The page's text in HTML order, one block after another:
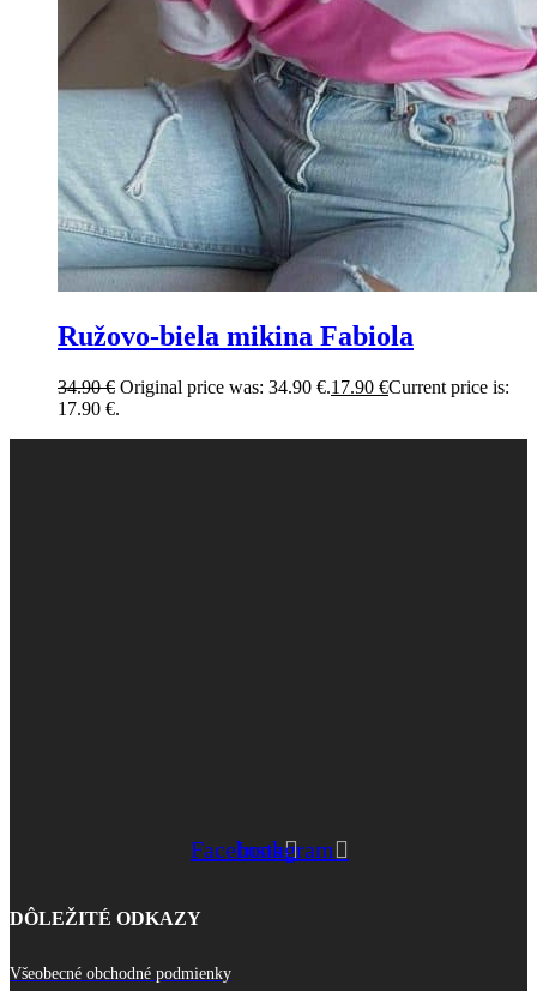
Ružovo-biela mikina Fabiola
34.90€ Original price was: 34.90 €.17.90 €Current price is:
17.90 €.
FacebookInstagram
DÔLEŽITÉ ODKAZY
Všeobecné obchodné podmienky